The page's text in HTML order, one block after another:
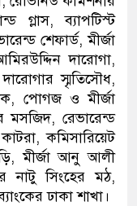
গ্লাস, ব্যাপটিস্ট
শেফার্ড, মীর্জা
দারোগা,
স্মৃতিসৌধ,
পোগজ ও মীর্জা
মসজিদ, রেভারেন্ড
কমিসারিয়েট
মীর্জা আনু আলী
নাটু সিংহের মঠ,
ঢাকা শাখা।